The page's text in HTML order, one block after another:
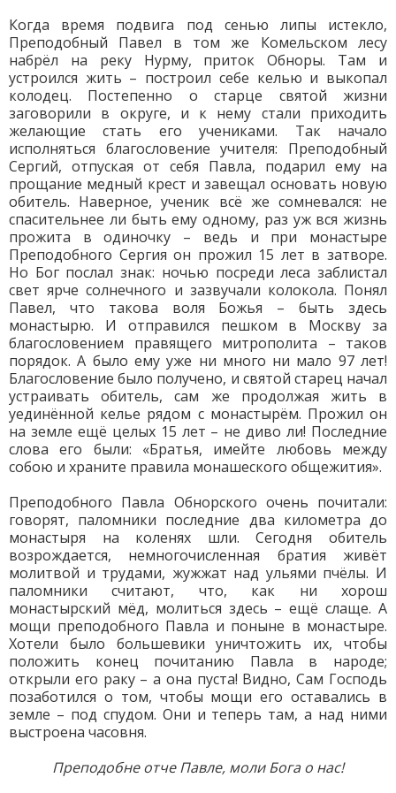
Когда время подвига под сенью липы истекло,
Преподобный Павел в том же Комельском лесу
набрёл на реку Нурму, приток Обноры. Там и
устроился жить – построил себе келью и выкопал
колодец. Постепенно о старце святой жизни
заговорили в округе, и к нему стали приходить
желающие стать его учениками. Так начало
исполняться благословение учителя: Преподобный
Сергий, отпуская от себя Павла, подарил ему на
прощание медный крест и завещал основать новую
обитель. Наверное, ученик всё же сомневался: не
спасительнее ли быть ему одному, раз уж вся жизнь
прожита в одиночку – ведь и при монастыре
Преподобного Сергия он прожил 15 лет в затворе.
Но Бог послал знак: ночью посреди леса заблистал
свет ярче солнечного и зазвучали колокола. Понял
Павел, что такова воля Божья – быть здесь
монастырю. И отправился пешком в Москву за
благословением правящего митрополита – таков
порядок. А было ему уже ни много ни мало 97 лет!
Благословение было получено, и святой старец начал
устраивать обитель, сам же продолжая жить в
уединённой келье рядом с монастырём. Прожил он
на земле ещё целых 15 лет – не диво ли! Последние
слова его были: «Братья, имейте любовь между
собою и храните правила монашеского общежития».
Преподобного Павла Обнорского очень почитали:
говорят, паломники последние два километра до
монастыря на коленях шли. Сегодня обитель
возрождается, немногочисленная братия живёт
молитвой и трудами, жужжат над ульями пчёлы. И
паломники считают, что, как ни хорош
монастырский мёд, молиться здесь – ещё слаще. А
мощи преподобного Павла и поныне в монастыре.
Хотели было большевики уничтожить их, чтобы
положить конец почитанию Павла в народе;
открыли его раку – а она пуста! Видно, Сам Господь
позаботился о том, чтобы мощи его оставались в
земле – под спудом. Они и теперь там, а над ними
выстроена часовня.
Преподобне отче Павле, моли Бога о нас!